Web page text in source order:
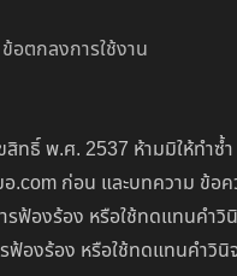
ข้อตกลงการใช้งาน
ทธิ์ พ.ศ. 2537 ห้ามมิให้ทำ
ก่อน และบทความ ข้อค
ฟ้องร้อง หรือใช้ทดแทนคำวิ
ฟ้องร้อง หรือใช้ทดแทนคำวิ